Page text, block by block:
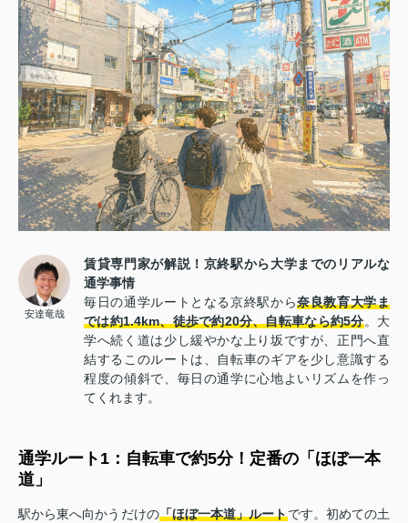
安達竜哉
賃貸専門家が解説！京終駅から大学までのリアルな
通学事情
毎日の通学ルートとなる京終駅から奈良教育大学ま
では約1.4km、徒歩で約20分、自転車なら約5分。大
学へ続く道は少し緩やかな上り坂ですが、正門へ直
結するこのルートは、自転車のギアを少し意識する
程度の傾斜で、毎日の通学に心地よいリズムを作っ
てくれます。
通学ルート1：自転車で約5分！定番の「ほぼ一本
道」
駅から東へ向かうだけの「ほぼ一本道」ルートです。初めての土